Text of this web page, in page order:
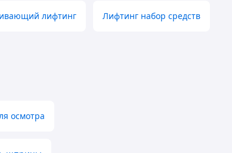
лифтинг Лифтинг набор средств
осмотра